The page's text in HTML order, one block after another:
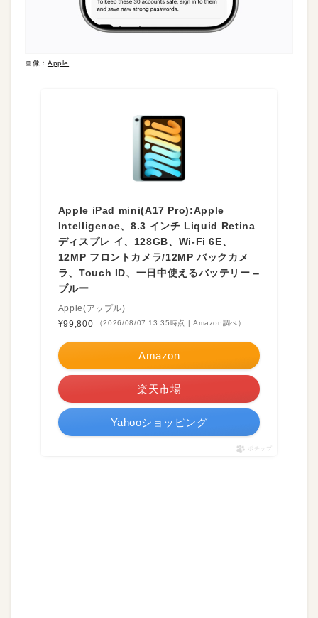
画像： Apple
Apple iPad mini(A17 Pro):Apple
Intelligence、8.3 インチ Liquid Retina
ディスプレ イ、128GB、Wi-Fi 6E、
12MP フロントカメラ/12MP バックカメ
ラ、Touch ID、一日中使えるバッテリー ‒
ブルー
Apple(アップル)
¥99,800
（2026/08/07 13:35時点 | Amazon調べ）
Amazon
楽天市場
Yahooショッピング
ポチップ